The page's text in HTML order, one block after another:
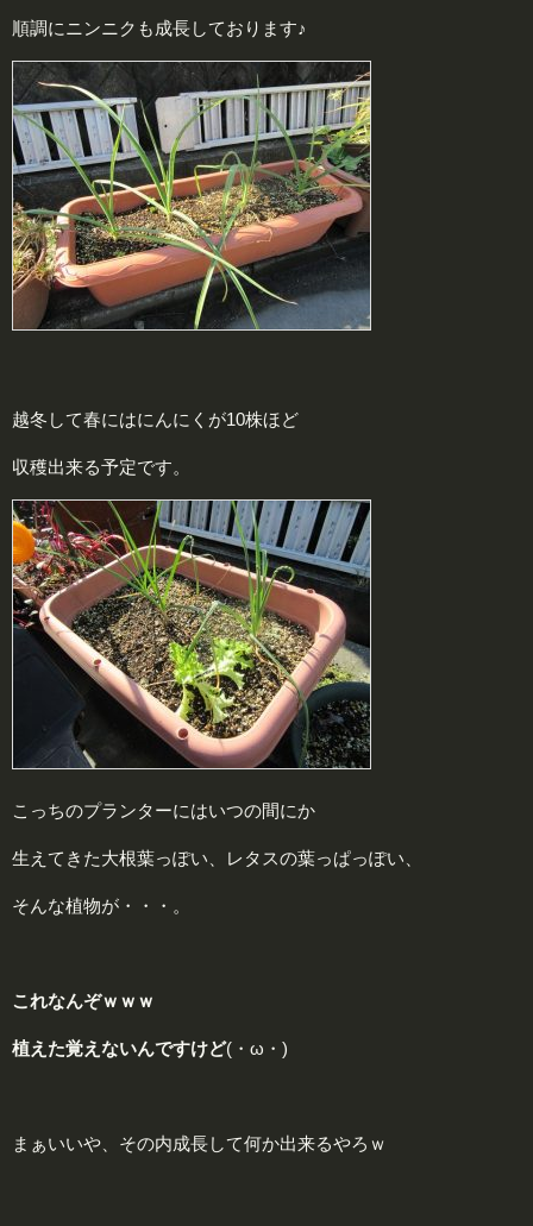
順調にニンニクも成長しております♪
越冬して春にはにんにくが10株ほど
収穫出来る予定です。
こっちのプランターにはいつの間にか
生えてきた大根葉っぽい、レタスの葉っぱっぽい、
そんな植物が・・・。
これなんぞｗｗｗ
植えた覚えないんですけど(・ω・)
まぁいいや、その内成長して何か出来るやろｗ